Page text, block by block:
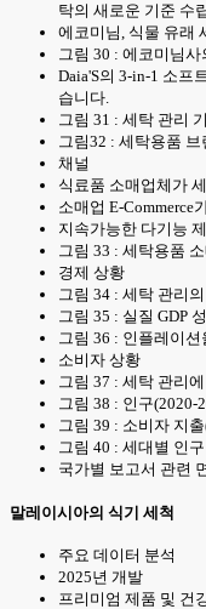
탁의 새로운 기준 수
에코미님, 식물 유래
그림 30 : 에코미님
Daia'S의 3-in-1 소프
습니다.
그림 31 : 세탁 관리
그림32 : 세탁용품
채널
식료품 소매업체가
소매업 E-Commerce
지속가능한 다기능
그림 33 : 세탁용품
경제 상황
그림 34 : 세탁 관리
그림 35 : 실질 GDP
그림 36 : 인플레이
소비자 상황
그림 37 : 세탁 관리
그림 38 : 인구(2020-
그림 39 : 소비자 지
그림 40 : 세대별 인
국가별 보고서 관련
말레이시아의 식기 세척
주요 데이터 분석
2025년 개발
프리미엄 제품 및 건